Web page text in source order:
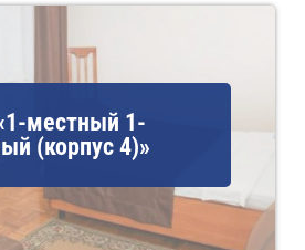
местный 1-
(корпус 4)»